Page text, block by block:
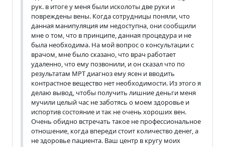
рук. в итоге у меня были исколоты две руки и
повреждены вены. Когда сотрудницы поняли, что
данная манипуляция им недоступна, они сообщили
мне о том, что в принципе, данная процедура и не
была необходима. На мой вопрос о консультации с
врачом, мне было сказано, что врач работает
удаленно, что ему позвонили, и он сказал что по
результатам МРТ диагноз ему ясен и вводить
контрастное вещество нет необходимости. Из этого я
делаю вывод, чтобы получить лишние деньги меня
мучили целый час не заботясь о моем здоровье и
испортив состояние и так не очень хороших вен.
Очень обидно встречать такое не профессиональное
отношение, когда впереди стоит количество денег, а
не здоровье пациента. Ваш центр в кругу моих